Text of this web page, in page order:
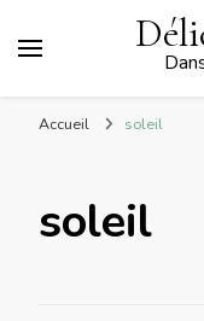
Accueil soleil
soleil